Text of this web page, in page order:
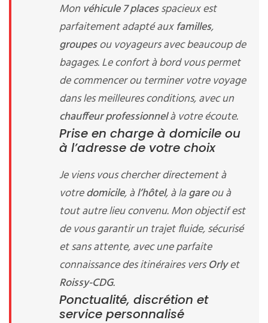
Mon véhicule 7 placesspacieux est
parfaitement adapté auxfamilles,
groupesou voyageurs avec beaucoup de
bagages. Le confort à bord vous permet
de commencer ou terminer votre voyage
dans les meilleures conditions, avec un
chauffeur professionnelà votre écoute.
Prise en charge à domicile ou
à l’adresse de votre choix
Je viens vous chercher directement à
votredomicile, àl’hôtel, à lagareou à
tout autre lieu convenu. Mon objectif est
de vous garantir un trajet fluide, sécurisé
et sans attente, avec une parfaite
connaissance des itinéraires versOrlyet
Roissy-CDG.
Ponctualité, discrétion et
service personnalisé